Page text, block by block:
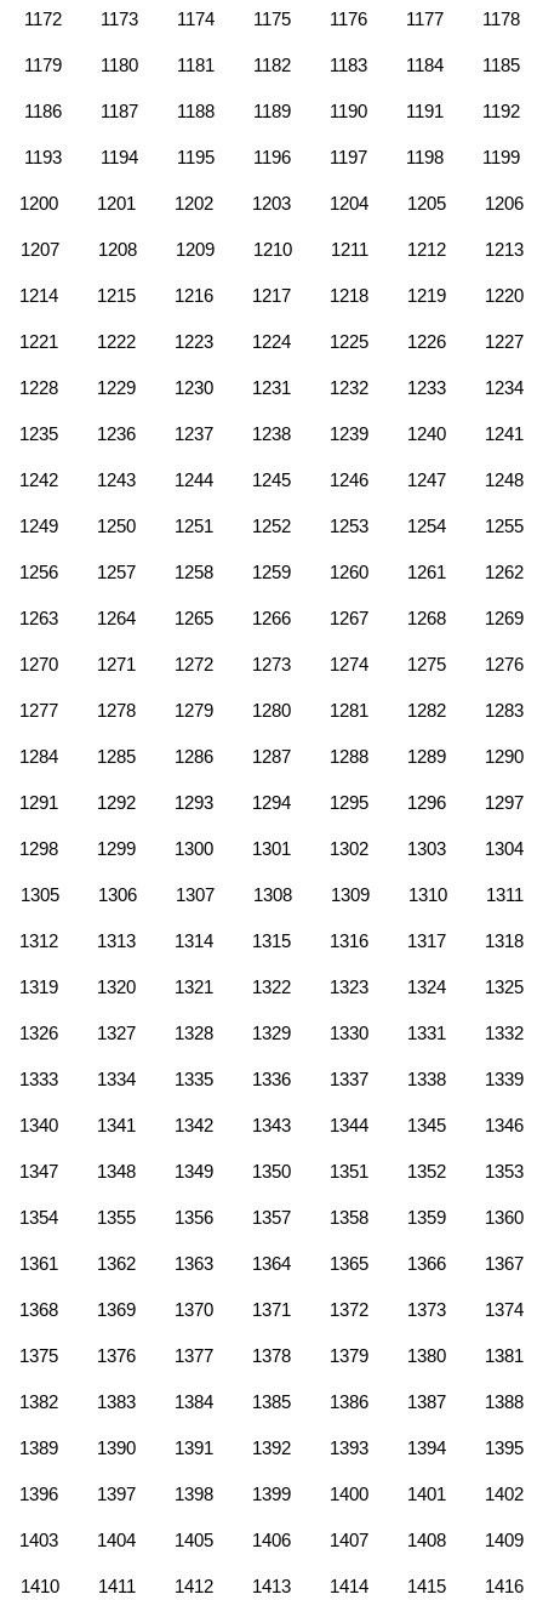
1172 1173 1174 1175 1176 1177 1178
1179 1180 1181 1182 1183 1184 1185
1186 1187 1188 1189 1190 1191 1192
1193 1194 1195 1196 1197 1198 1199
1200 1201 1202 1203 1204 1205 1206
1207 1208 1209 1210 1211 1212 1213
1214 1215 1216 1217 1218 1219 1220
1221 1222 1223 1224 1225 1226 1227
1228 1229 1230 1231 1232 1233 1234
1235 1236 1237 1238 1239 1240 1241
1242 1243 1244 1245 1246 1247 1248
1249 1250 1251 1252 1253 1254 1255
1256 1257 1258 1259 1260 1261 1262
1263 1264 1265 1266 1267 1268 1269
1270 1271 1272 1273 1274 1275 1276
1277 1278 1279 1280 1281 1282 1283
1284 1285 1286 1287 1288 1289 1290
1291 1292 1293 1294 1295 1296 1297
1298 1299 1300 1301 1302 1303 1304
1305 1306 1307 1308 1309 1310 1311
1312 1313 1314 1315 1316 1317 1318
1319 1320 1321 1322 1323 1324 1325
1326 1327 1328 1329 1330 1331 1332
1333 1334 1335 1336 1337 1338 1339
1340 1341 1342 1343 1344 1345 1346
1347 1348 1349 1350 1351 1352 1353
1354 1355 1356 1357 1358 1359 1360
1361 1362 1363 1364 1365 1366 1367
1368 1369 1370 1371 1372 1373 1374
1375 1376 1377 1378 1379 1380 1381
1382 1383 1384 1385 1386 1387 1388
1389 1390 1391 1392 1393 1394 1395
1396 1397 1398 1399 1400 1401 1402
1403 1404 1405 1406 1407 1408 1409
1410 1411 1412 1413 1414 1415 1416